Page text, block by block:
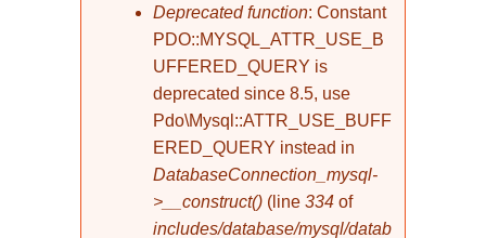
Fehlermeldung
Deprecated function: Constant
PDO::MYSQL_ATTR_USE_B
UFFERED_QUERY is
deprecated since 8.5, use
Pdo\Mysql::ATTR_USE_BUFF
ERED_QUERY instead in
DatabaseConnection_mysql-
>__construct() (line 334 of
includes/database/mysql/datab